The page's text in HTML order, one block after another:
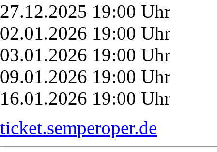
27.12.2025 19:00 Uhr
02.01.2026 19:00 Uhr
03.01.2026 19:00 Uhr
09.01.2026 19:00 Uhr
16.01.2026 19:00 Uhr
ticket.semperoper.de